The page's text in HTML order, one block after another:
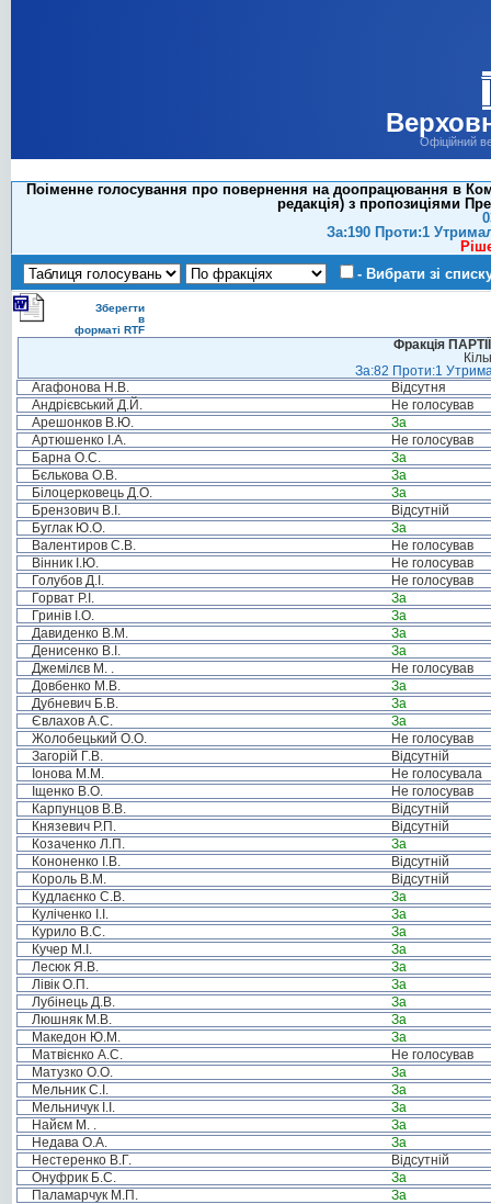
Офіційний
Поіменне голосування про повернення на доопрацювання в
редакція) з пропозиціями
За:190 Проти:1
- Вибрати зі
Зберегти
в
форматі RTF
Фракція
За:82 Проти:1
Агафонова Н.В.
Відсутня
Андрієвський Д.Й.
Не голосував
Арешонков В.Ю.
За
Артюшенко І.А.
Не голосував
Барна О.С.
За
Бєлькова О.В.
За
Білоцерковець Д.О.
За
Брензович В.І.
Відсутній
Буглак Ю.О.
За
Валентиров С.В.
Не голосував
Вінник І.Ю.
Не голосував
Голубов Д.І.
Не голосував
Горват Р.І.
За
Гринів І.О.
За
Давиденко В.М.
За
Денисенко В.І.
За
Джемілєв М. .
Не голосував
Довбенко М.В.
За
Дубневич Б.В.
За
Євлахов А.С.
За
Жолобецький О.О.
Не голосував
Загорій Г.В.
Відсутній
Іонова М.М.
Не голосувала
Іщенко В.О.
Не голосував
Карпунцов В.В.
Відсутній
Князевич Р.П.
Відсутній
Козаченко Л.П.
За
Кононенко І.В.
Відсутній
Король В.М.
Відсутній
Кудлаєнко С.В.
За
Куліченко І.І.
За
Курило В.С.
За
Кучер М.І.
За
Лесюк Я.В.
За
Лівік О.П.
За
Лубінець Д.В.
За
Люшняк М.В.
За
Македон Ю.М.
За
Матвієнко А.С.
Не голосував
Матузко О.О.
За
Мельник С.І.
За
Мельничук І.І.
За
Найєм М. .
За
Недава О.А.
За
Нестеренко В.Г.
Відсутній
Онуфрик Б.С.
За
Паламарчук М.П.
За